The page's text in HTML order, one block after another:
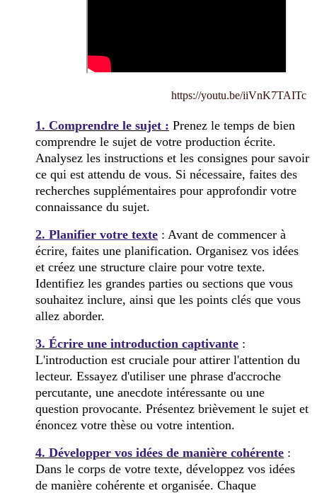
https://youtu.be/iiVnK7TAITc
1. Comprendre le sujet : Prenez le temps de bien
comprendre le sujet de votre production écrite.
Analysez les instructions et les consignes pour savoir
ce qui est attendu de vous. Si nécessaire, faites des
recherches supplémentaires pour approfondir votre
connaissance du sujet.
2. Planifier votre texte : Avant de commencer à
écrire, faites une planification. Organisez vos idées
et créez une structure claire pour votre texte.
Identifiez les grandes parties ou sections que vous
souhaitez inclure, ainsi que les points clés que vous
allez aborder.
3. Écrire une introduction captivante :
L'introduction est cruciale pour attirer l'attention du
lecteur. Essayez d'utiliser une phrase d'accroche
percutante, une anecdote intéressante ou une
question provocante. Présentez brièvement le sujet et
énoncez votre thèse ou votre intention.
4. Développer vos idées de manière cohérente :
Dans le corps de votre texte, développez vos idées
de manière cohérente et organisée. Chaque